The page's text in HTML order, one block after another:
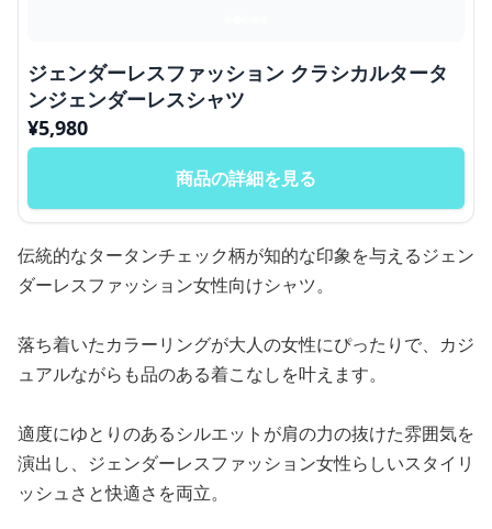
ジェンダーレスファッション クラシカルタータ
ンジェンダーレスシャツ
¥5,980
商品の詳細を見る
伝統的なタータンチェック柄が知的な印象を与えるジェン
ダーレスファッション女性向けシャツ。
落ち着いたカラーリングが大人の女性にぴったりで、カジ
ュアルながらも品のある着こなしを叶えます。
適度にゆとりのあるシルエットが肩の力の抜けた雰囲気を
演出し、ジェンダーレスファッション女性らしいスタイリ
ッシュさと快適さを両立。